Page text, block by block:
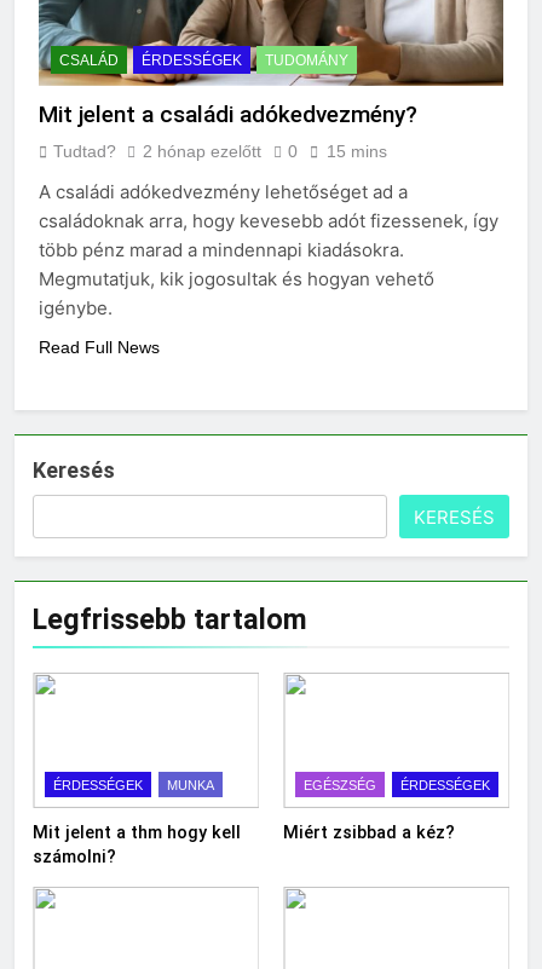
Mit jelent a magas
vérnyomás?
2 Nap Ezelőtt
választani?
3 Nap Ezelőtt
3 Nap Ezelőtt
CSALÁD ÉRDESSÉGEK TUDOMÁNY
Mit jelent a családi adókedvezmény?
Tudtad? 2 hónap ezelőtt 0 15 mins
A családi adókedvezmény lehetőséget ad a
családoknak arra, hogy kevesebb adót fizessenek, így
több pénz marad a mindennapi kiadásokra.
Megmutatjuk, kik jogosultak és hogyan vehető
igénybe.
Read Full News
Keresés
KERESÉS
Legfrissebb tartalom
ÉRDESSÉGEK MUNKA
Mit jelent a thm hogy kell
számolni?
EGÉSZSÉG ÉRDESSÉGEK
Miért zsibbad a kéz?